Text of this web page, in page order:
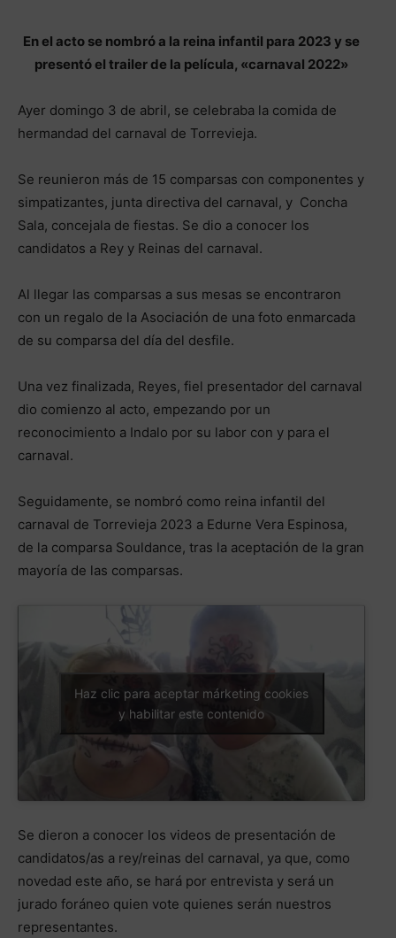
En el acto se nombró a la reina infantil para 2023 y se
presentó el trailer de la película, «carnaval 2022»
Ayer domingo 3 de abril, se celebraba la comida de
hermandad del carnaval de Torrevieja.
Se reunieron más de 15 comparsas con componentes y
simpatizantes, junta directiva del carnaval, y Concha
Sala, concejala de fiestas. Se dio a conocer los
candidatos a Rey y Reinas del carnaval.
Al llegar las comparsas a sus mesas se encontraron
con un regalo de la Asociación de una foto enmarcada
de su comparsa del día del desfile.
Una vez finalizada, Reyes, fiel presentador del carnaval
dio comienzo al acto, empezando por un
reconocimiento a Indalo por su labor con y para el
carnaval.
Seguidamente, se nombró como reina infantil del
carnaval de Torrevieja 2023 a Edurne Vera Espinosa,
de la comparsa Souldance, tras la aceptación de la gran
mayoría de las comparsas.
Haz clic para aceptar márketing cookies
y habilitar este contenido
Se dieron a conocer los videos de presentación de
candidatos/as a rey/reinas del carnaval, ya que, como
novedad este año, se hará por entrevista y será un
jurado foráneo quien vote quienes serán nuestros
representantes.